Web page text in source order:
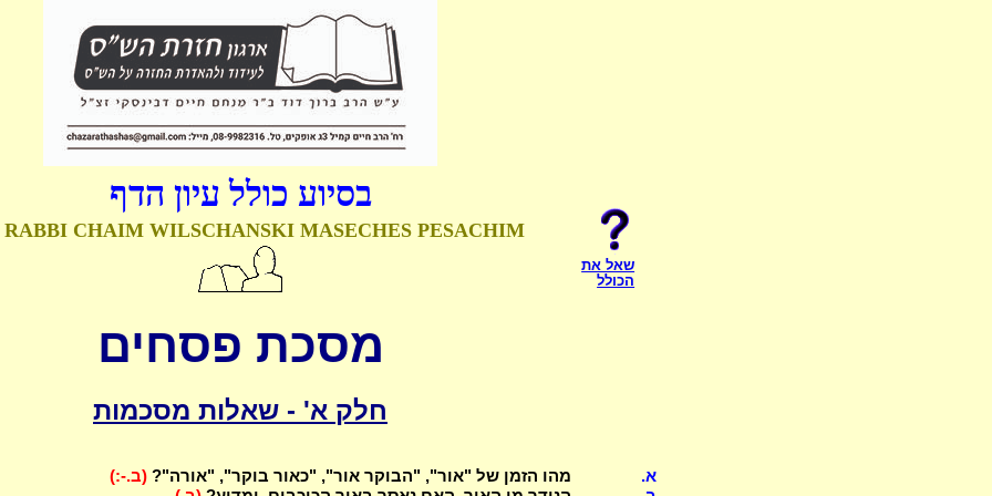
בסיוע כולל עיון הדף
RABBI CHAIM WILSCHANSKI MASECHES PESACHIM
שאל את
הכולל
מסכת פסחים
חלק א' - שאלות מסכמות
א. מהו הזמן של "אור", "הבוקר אור", "כאור בוקר", "אורה"?(ב.-:)